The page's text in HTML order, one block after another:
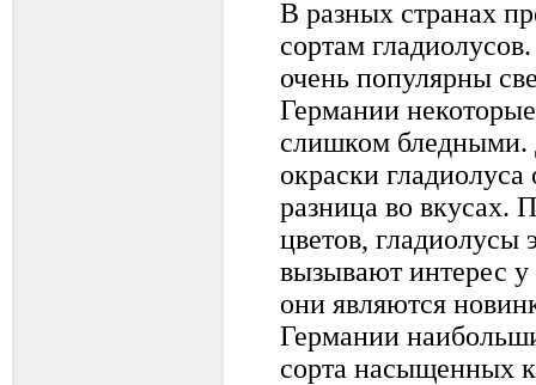
В разных странах
сортам
очень популярны
Германии
слишком бледными.
окраски гладиолуса
разница во вкусах.
цветов, гладиолусы
вызывают интерес у
они являются
Германии
сорта насыщенных